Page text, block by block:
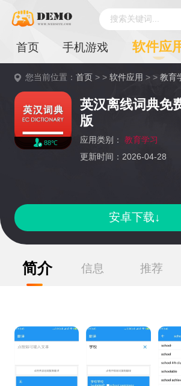
搜索关键词...
首页 手机游戏 软件应
您当前位置：首页 > >软件应用 > >教育
88℃
英汉离线词典免
版
应用类别：
教育学习
更新时间：2026-04-28
安卓下载↓
简介 信息 推荐